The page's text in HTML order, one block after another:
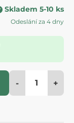
Skladem 5-10 ks
Odeslání za 4 dny
- +